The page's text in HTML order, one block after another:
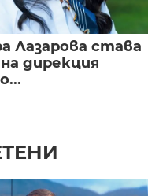
Лазарова става
дирекция